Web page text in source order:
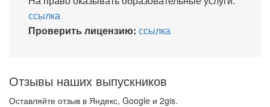
ссылка
Проверить лицензию: ссылка
Отзывы наших выпускников
Оставляйте отзыв в Яндекс, Google и 2gis.